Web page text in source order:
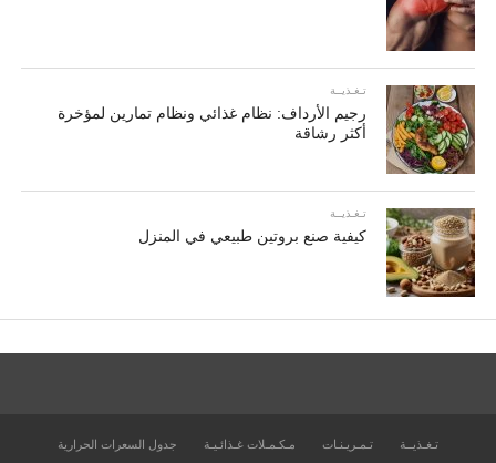
تـغـذيــة
رجيم الأرداف: نظام غذائي ونظام تمارين لمؤخرة
أكثر رشاقة
تـغـذيــة
كيفية صنع بروتين طبيعي في المنزل
تـغـذيــة تـمـريـنـات مـكـمـلات غـذائـيـة جدول السعرات الحرارية